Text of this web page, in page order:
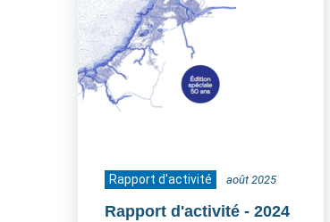
Rapport d'activité août 2025
Rapport d'activité - 2024